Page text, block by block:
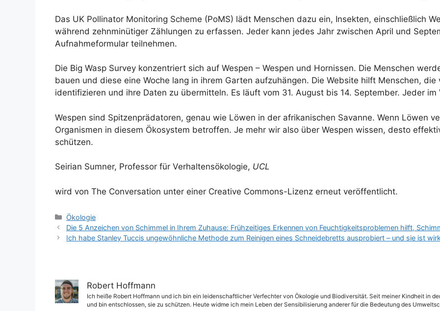
Das UK Pollinator Monitoring Scheme (PoMS) lädt Menschen dazu ein, Insekten, einschließlich
während zehnminütiger Zählungen zu erfassen. Jeder kann jedes Jahr zwischen April und
Aufnahmeformular teilnehmen.
Die Big Wasp Survey konzentriert sich auf Wespen – Wespen und Hornissen. Die Menschen
bauen und diese eine Woche lang in ihrem Garten aufzuhängen. Die Website hilft Menschen, die
identifizieren und ihre Daten zu übermitteln. Es läuft vom 31. August bis 14. September. Jeder
Wespen sind Spitzenprädatoren, genau wie Löwen in der afrikanischen Savanne. Wenn Löwen
Organismen in diesem Ökosystem betroffen. Je mehr wir also über Wespen wissen, desto
schützen.
Seirian Sumner, Professor für Verhaltensökologie, UCL
wird von The Conversation unter einer Creative Commons-Lizenz erneut veröffentlicht.
Kategorien
Ökologie
Die 5 Anzeichen von Schimmel in Ihrem Zuhause: Frühzeitiges Erkennen von Feuchtigkeitsproblemen hilft,
Ich habe Stanley Tuccis ungewöhnliche Methode zum Reinigen eines Schneidebretts ausprobiert – und sie ist
Robert Hoffmann
Ich heiße Robert Hoffmann und ich bin ein leidenschaftlicher Verfechter von Ökologie und Biodiversität. Seit meiner Kindheit in
und bin entschlossen, sie zu schützen. Heute widme ich mein Leben der Sensibilisierung anderer für die Bedeutung des